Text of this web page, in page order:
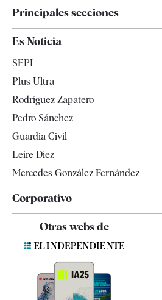
Principales secciones
España
Televisión
Es Noticia
SEPI
Plus Ultra
Rodríguez Zapatero
Pedro Sánchez
Guardia Civil
Leire Díez
Mercedes González Fernández
Corporativo
Contacto
Quiénes somos
Otras webs de